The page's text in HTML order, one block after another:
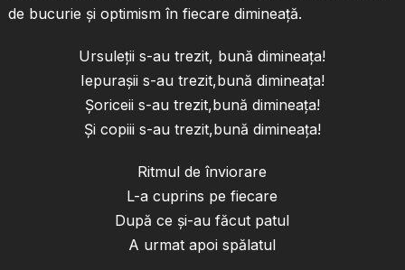
de bucurie și optimism în fiecare dimineață.
Ursuleţii s-au trezit, bună dimineaţa!
Iepuraşii s-au trezit,bună dimineaţa!
Şoriceii s-au trezit,bună dimineaţa!
Şi copiii s-au trezit,bună dimineaţa!
Ritmul de înviorare
L-a cuprins pe fiecare
După ce şi-au făcut patul
A urmat apoi spălatul